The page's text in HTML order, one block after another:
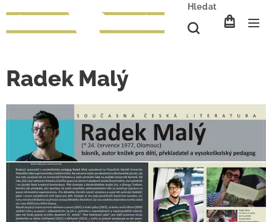
Hledat
Radek Malý